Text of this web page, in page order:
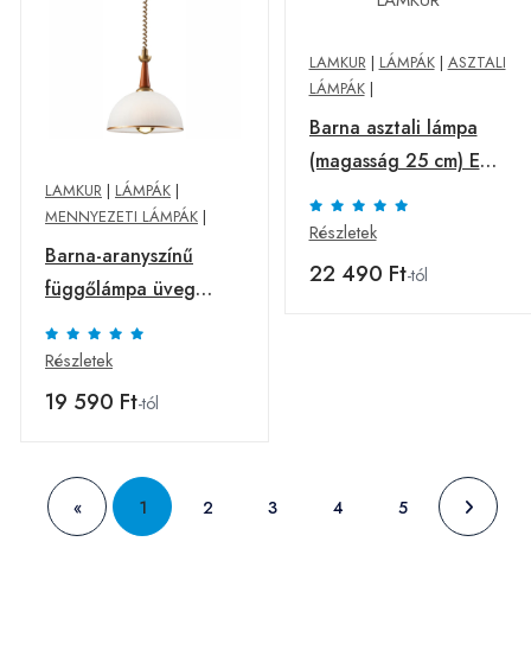
LAMKUR | LÁMPÁK |
MENNYEZETI LÁMPÁK |
Barna-aranyszínű
függőlámpa üveg
búrával ø 30 cm Ciara
– LAMKUR
Részletek
19 590 Ft-tól
LAMKUR| LÁMPÁK| ASZTALI
LÁMPÁK|
Barna asztali lámpa
(magasság 25 cm) Emi
– LAMKUR
Részletek
22 490 Ft-tól
« 1 2 3 4 5